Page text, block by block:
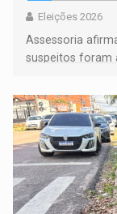
Eleições 2026
Assessoria
suspeitos foram
remover as